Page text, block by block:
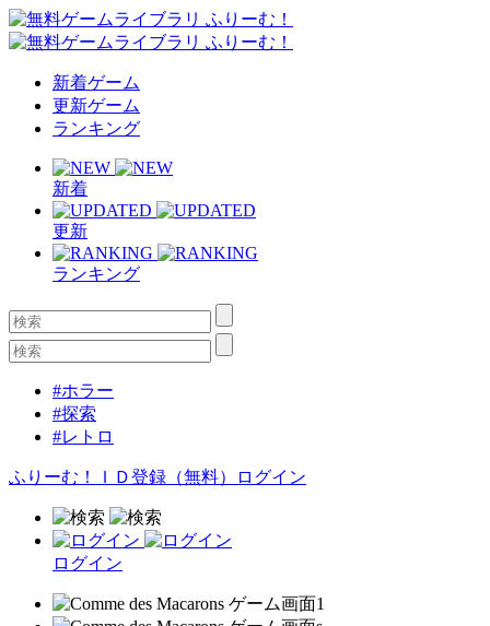
新着ゲーム
更新ゲーム
ランキング
新着
更新
ランキング
#ホラー
#探索
#レトロ
ふりーむ！ＩＤ登録（無料） ログイン
ログイン